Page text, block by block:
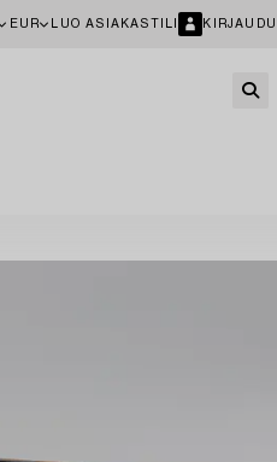
EUR LUO ASIAKASTILI KIRJAUDU